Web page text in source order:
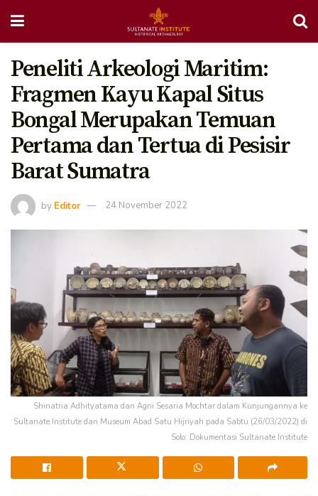
Peneliti Arkeologi Maritim:
Fragmen Kayu Kapal Situs
Bongal Merupakan Temuan
Pertama dan Tertua di Pesisir
Barat Sumatra
by Editor 24 November 2022
Shinatria Adhityatama dan Agni Sesaria Mochtar dalam Kunjungannya ke
Sultanate Institute dan Museum Abad Satu Hijriyah pada Sabtu (26/03/2022) di
Solo. Dokumentasi Sultanate Institute